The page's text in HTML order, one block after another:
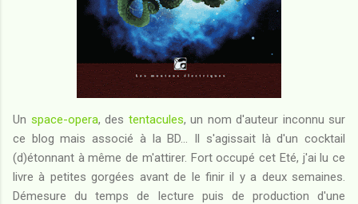
Un space-opera, des tentacules, un nom d'auteur inconnu sur
ce blog mais associé à la BD... Il s'agissait là d'un cocktail
(d)étonnant à même de m'attirer. Fort occupé cet Eté, j'ai lu ce
livre à petites gorgées avant de le finir il y a deux semaines.
Démesure du temps de lecture puis de production d'une